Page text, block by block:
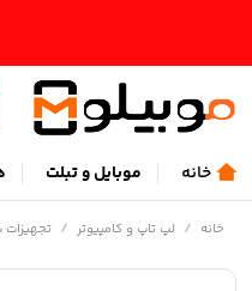
خانه موبايل و تبلت
خانه / لپ تاپ و کامپیوتر /